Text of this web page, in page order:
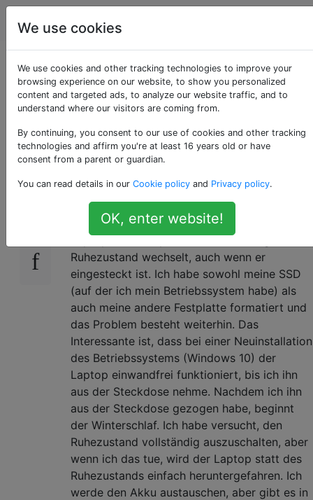
Computerbenutzer
Laptop geht nach
dem Zufallsprinzip in
den Ruhezustand
0
Ich habe einen Asus ROG G751JT-Laptop und
vor ein paar Tagen ist mein Akku leer. Das
Problem, auf das ich stoße, ist, dass mein
Laptop nach ein paar Minuten zufällig in den
Ruhezustand wechselt, auch wenn er
eingesteckt ist. Ich habe sowohl meine SSD
(auf der ich mein Betriebssystem habe) als
auch meine andere Festplatte formatiert und
das Problem besteht weiterhin. Das
Interessante ist, dass bei einer Neuinstallation
des Betriebssystems (Windows 10) der
Laptop einwandfrei funktioniert, bis ich ihn
aus der Steckdose nehme. Nachdem ich ihn
aus der Steckdose gezogen habe, beginnt
der Winterschlaf. Ich habe versucht, den
Ruhezustand vollständig auszuschalten, aber
wenn ich das tue, wird der Laptop statt des
Ruhezustands einfach heruntergefahren. Ich
werde den Akku austauschen, aber gibt es in
We use cookies
We use cookies and other tracking technologies to improve your
browsing experience on our website, to show you personalized
content and targeted ads, to analyze our website traffic, and to
understand where our visitors are coming from.
By continuing, you consent to our use of cookies and other tracking
technologies and affirm you're at least 16 years old or have
consent from a parent or guardian.
You can read details in our Cookie policy and Privacy policy.
OK, enter website!